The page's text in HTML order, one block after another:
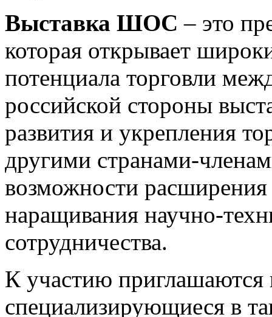
Выставка ШОС – это
которая открывает
потенциала торговли
российской стороны
развития и укрепления
другими странами-
возможности расширения
наращивания научно-
сотрудничества.
К участию приглашаются
специализирующиеся в